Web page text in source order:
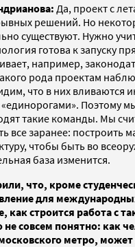
Да, проект с
решений. Но
существуют. Нужно
готова к запуску
например,
рода проектам
что в них вливаются
«единорогами». Поэтому
такие команды. Мы
все заранее: построить
чтобы быть во
база изменится.
что, кроме
для
как строится работа с
не совсем понятно: как
метро, может